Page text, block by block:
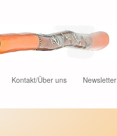
Kontakt/Über uns Newsletter